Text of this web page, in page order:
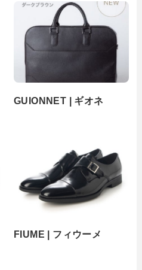
GUIONNET | ギオネ
FIUME | フィウーメ